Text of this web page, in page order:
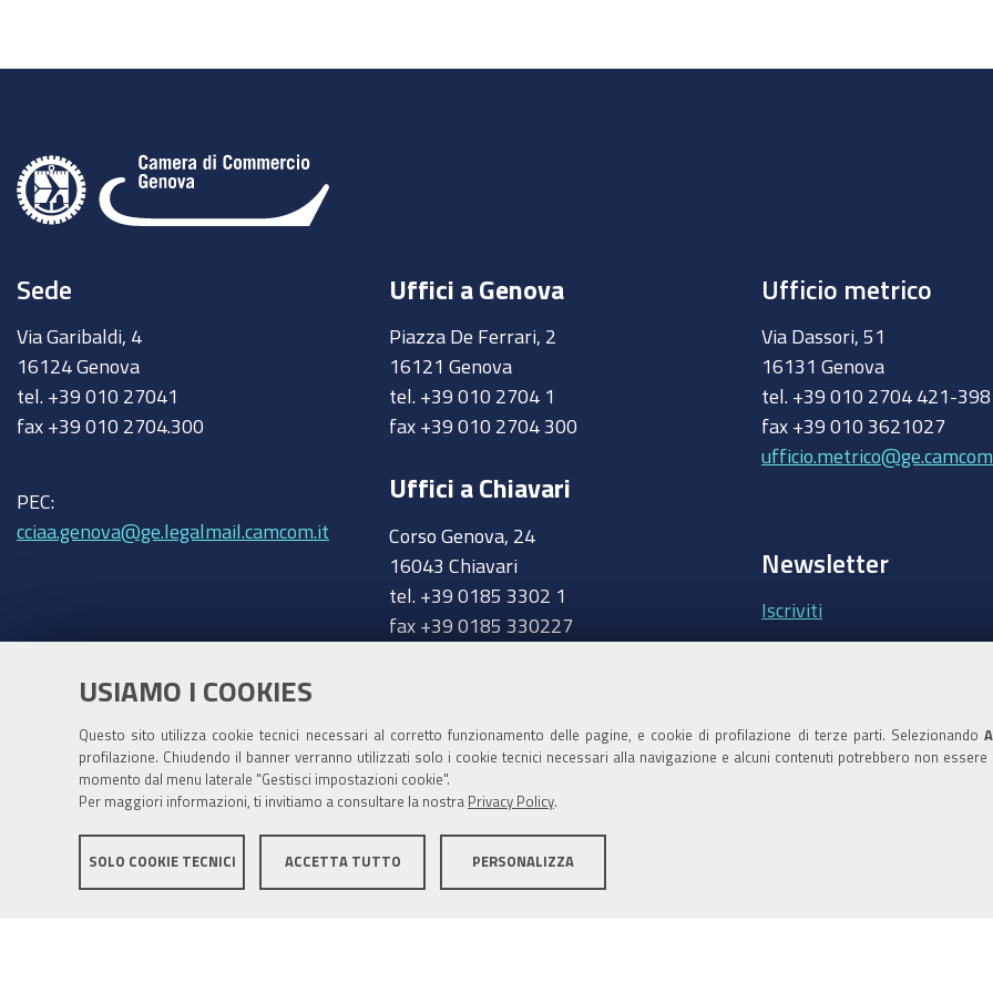
USIAMO I COOKIES
Questo sito utilizza cookie tecnici necessari al corretto funzionamento delle pagine, e cookie di profilazione di terze parti. Selezionando
profilazione. Chiudendo il banner verranno utilizzati solo i cookie tecnici necessari alla navigazione e alcuni contenuti potrebbero non
momento dal menu laterale "Gestisci impostazioni cookie".
Per maggiori informazioni, ti invitiamo a consultare la nostra Privacy Policy
SOLO COOKIE TECNICI ACCETTA TUTTO PERSONALIZZA
Sede
Via Garibaldi, 4
16124 Genova
tel. +39 010 27041
fax +39 010 2704.300
PEC:
cciaa.genova@ge.legalmail.camcom.it
Uffici a Genova
Piazza De Ferrari, 2
16121 Genova
tel. +39 010 2704 1
fax +39 010 2704 300
Uffici a Chiavari
Corso Genova, 24
16043 Chiavari
tel. +39 0185 3302 1
fax +39 0185 330227
Ufficio metrico
Via Dassori, 51
16131 Genova
tel. +39 010 2704 421-398
fax +39 010 3621027
Newsletter
Iscriviti